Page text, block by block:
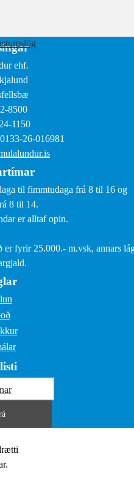
ehf.
8500
1150
26-016981
til fimmtudaga frá 8 til 16 og
8 til 14.
er alltaf opin.
er fyrir 25.000.- m.vsk, annars